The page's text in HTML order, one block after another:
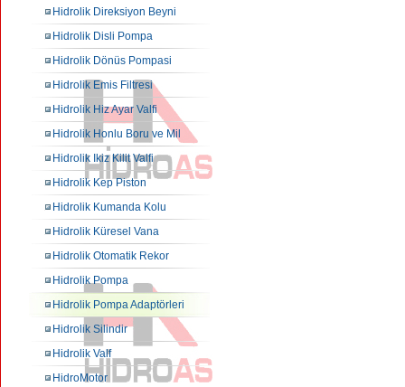
Hidrolik Direksiyon Beyni
Hidrolik Disli Pompa
Hidrolik Dönüs Pompasi
Hidrolik Emis Filtresi
Hidrolik Hiz Ayar Valfi
Hidrolik Honlu Boru ve Mil
Hidrolik Ikiz Kilit Valfi
Hidrolik Kep Piston
Hidrolik Kumanda Kolu
Hidrolik Küresel Vana
Hidrolik Otomatik Rekor
Hidrolik Pompa
Hidrolik Pompa Adaptörleri
Hidrolik Silindir
Hidrolik Valf
HidroMotor